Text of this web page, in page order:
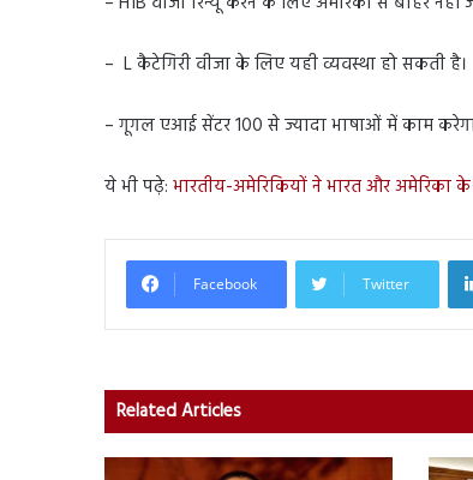
– L कैटेगिरी वीजा के लिए यही व्यवस्था हो सकती है।
– गूगल एआई सेंटर 100 से ज्यादा भाषाओं में काम
ये भी पढ़े: भारतीय-अमेरिकियों ने भारत और अमेरिका
Facebook Twitter
Related Articles